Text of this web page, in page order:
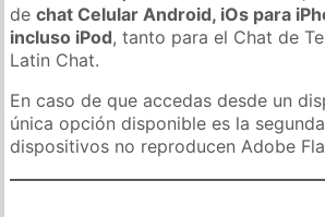
dechat Celular Android, iOs para
incluso iPod, tanto para el Chat de
Latin Chat.
En caso de que accedas desde un
única opción disponible es la
dispositivos no reproducen Adobe